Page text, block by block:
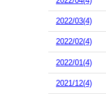
2022/03(4)
2022/02(4)
2022/01(4)
2021/12(4)